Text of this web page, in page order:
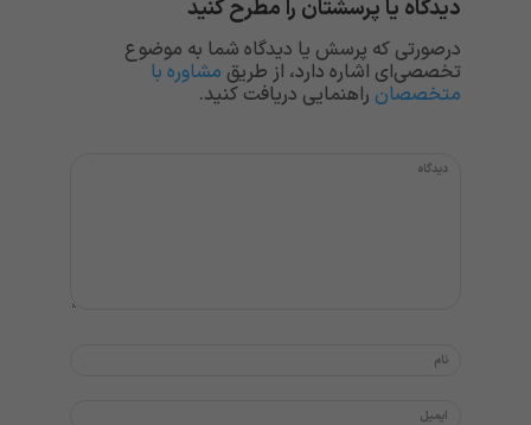
دیدگاه یا پرسشتان را مطرح کنید
درصورتی که پرسش یا دیدگاه شما به موضوع
تخصصی‌ای اشاره دارد، از طریق مشاوره با
متخصصان راهنمایی دریافت کنید.